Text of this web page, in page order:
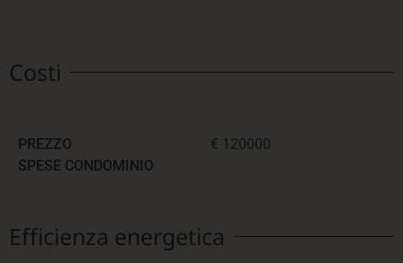
Costi
PREZZO
SPESE CONDOMINIO
€ 120000
Efficienza energetica